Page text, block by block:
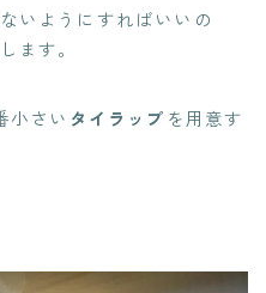
いようにすればいいの
ます。
小さい タイラップ を用意す